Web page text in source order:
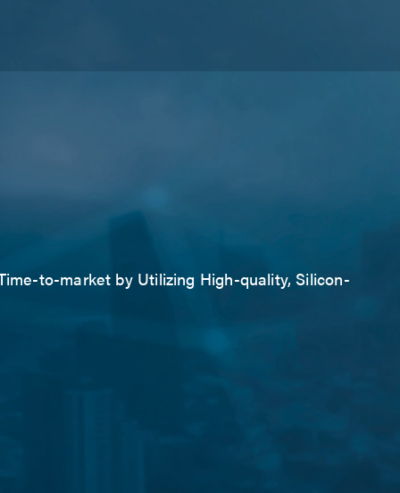
to-market by Utilizing High-quality, Silicon-